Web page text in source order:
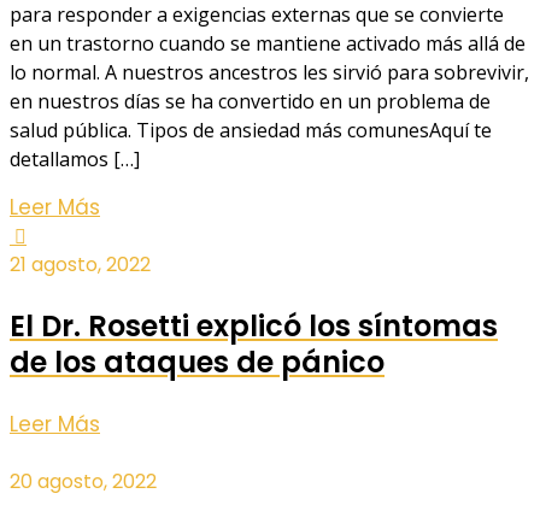
para responder a exigencias externas que se convierte
en un trastorno cuando se mantiene activado más allá de
lo normal. A nuestros ancestros les sirvió para sobrevivir,
en nuestros días se ha convertido en un problema de
salud pública. Tipos de ansiedad más comunesAquí te
detallamos […]
Leer Más
21 agosto, 2022
El Dr. Rosetti explicó los síntomas
de los ataques de pánico
Leer Más
20 agosto, 2022